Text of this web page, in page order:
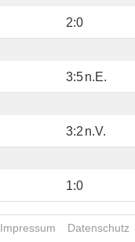
2:0
3:5n.E.
3:2 n.V.
1:0
Impressum Datenschutz